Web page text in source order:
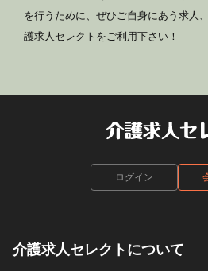
を行うために、ぜひご自身にあう求人
護求人セレクトをご利用下さい！
ログイン
介護求人セレクトについて